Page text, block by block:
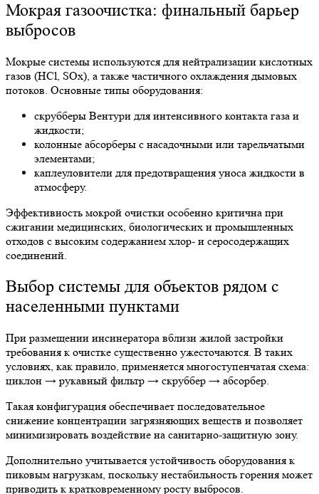
Мокрая газоочистка: финальный барьер
выбросов
Мокрые системы используются для нейтрализации кислотных
газов (HCl, SOx), а также частичного охлаждения дымовых
потоков. Основные типы оборудования:
скрубберы Вентури для интенсивного контакта газа и
жидкости;
колонные абсорберы с насадочными или тарельчатыми
элементами;
каплеуловители для предотвращения уноса жидкости в
атмосферу.
Эффективность мокрой очистки особенно критична при
сжигании медицинских, биологических и промышленных
отходов с высоким содержанием хлор- и серосодержащих
соединений.
Выбор системы для объектов рядом с
населенными пунктами
При размещении инсинератора вблизи жилой застройки
требования к очистке существенно ужесточаются. В таких
условиях, как правило, применяется многоступенчатая схема:
циклон → рукавный фильтр → скруббер → абсорбер.
Такая конфигурация обеспечивает последовательное
снижение концентрации загрязняющих веществ и позволяет
минимизировать воздействие на санитарно-защитную зону.
Дополнительно учитывается устойчивость оборудования к
пиковым нагрузкам, поскольку нестабильность горения может
приводить к кратковременному росту выбросов.